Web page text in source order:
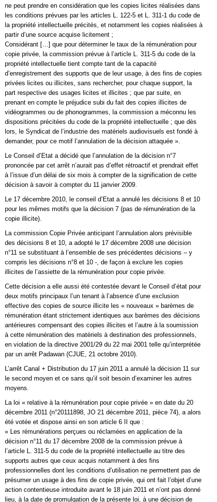
ne peut prendre en considération que les copies licites réalisées dans
les conditions prévues par les articles L. 122-5 et L. 311-1 du code de
la propriété intellectuelle précités, et notamment les copies réalisées à
partir d’une source acquise licitement ;
Considérant […] que pour déterminer le taux de la rémunération pour
copie privée, la commission prévue à l’article L. 311-5 du code de la
propriété intellectuelle tient compte tant de la capacité
d’enregistrement des supports que de leur usage, à des fins de copies
privées licites ou illicites, sans rechercher, pour chaque support, la
part respective des usages licites et illicites ; que par suite, en
prenant en compte le préjudice subi du fait des copies illicites de
vidéogrammes ou de phonogrammes, la commission a méconnu les
dispositions précitées du code de la propriété intellectuelle ; que dès
lors, le Syndicat de l’industrie des matériels audiovisuels est fondé à
demander, pour ce motif l’annulation de la décision attaquée ».
Le Conseil d’Etat a décidé que l’annulation de la décision n°7
prononcée par cet arrêt n’aurait pas d’effet rétroactif et prendrait effet
à l’issue d’un délai de six mois à compter de la signification de cette
décision à savoir à compter du 11 janvier 2009.
Le 17 décembre 2010, le conseil d’Etat a annulé les décisions 8 et 10
pour les mêmes motifs que la décision 7 (pas de rémunération de la
copie illicite).
La commission Copie Privée anticipant l’annulation alors prévisible
des décisions 8 et 10, a adopté le 17 décembre 2008 une décision
n°11 se substituant à l’ensemble de ses précédentes décisions – y
compris les décisions n°8 et 10 -, de façon à exclure les copies
illicites de l’assiette de la rémunération pour copie privée.
Cette décision a elle aussi été contestée devant le Conseil d’état pour
deux motifs principaux l’un tenant à l’absence d’une exclusion
effective des copies de source illicite les « nouveaux » barèmes de
rémunération étant strictement identiques aux barèmes des décisions
antérieures compensant des copies illicites et l’autre à la soumission
à cette rémunération des matériels à destination des professionnels,
en violation de la directive 2001/29 du 22 mai 2001 telle qu’interprétée
par un arrêt Padawan (CJUE, 21 octobre 2010).
L’arrêt Canal + Distribution du 17 juin 2011 a annulé la décision 11 sur
le second moyen et ce sans qu’il soit besoin d’examiner les autres
moyens.
La loi « relative à la rémunération pour copie privée » en date du 20
décembre 2011 (n°20111898, JO 21 décembre 2011, pièce 74), a alors
été votée et dispose ainsi en son article 6 II que :
« Les rémunérations perçues ou réclamées en application de la
décision n°11 du 17 décembre 2008 de la commission prévue à
l’article L. 311-5 du code de la propriété intellectuelle au titre des
supports autres que ceux acquis notamment à des fins
professionnelles dont les conditions d’utilisation ne permettent pas de
présumer un usage à des fins de copie privée, qui ont fait l’objet d’une
action contentieuse introduite avant le 18 juin 2011 et n’ont pas donné
lieu, à la date de promulgation de la présente loi, à une décision de